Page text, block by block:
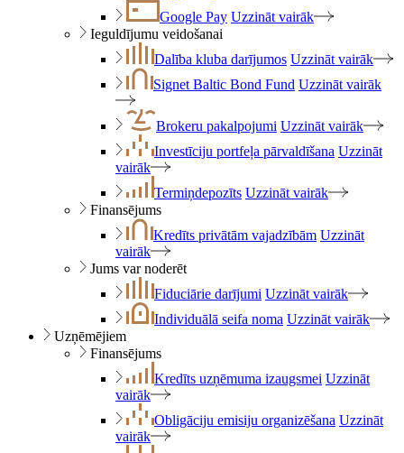
Google Pay Uzzināt vairāk
Ieguldījumu veidošanai
Dalība kluba darījumos Uzzināt vairāk
Signet Baltic Bond Fund Uzzināt vairāk
Brokeru pakalpojumi Uzzināt vairāk
Investīciju portfeļa pārvaldīšana Uzzināt
vairāk
Termiņdepozīts Uzzināt vairāk
Finansējums
Kredīts privātām vajadzībām Uzzināt
vairāk
Jums var noderēt
Fiduciārie darījumi Uzzināt vairāk
Individuālā seifa noma Uzzināt vairāk
Uzņēmējiem
Finansējums
Kredīts uzņēmuma izaugsmei Uzzināt
vairāk
Obligāciju emisiju organizēšana Uzzināt
vairāk